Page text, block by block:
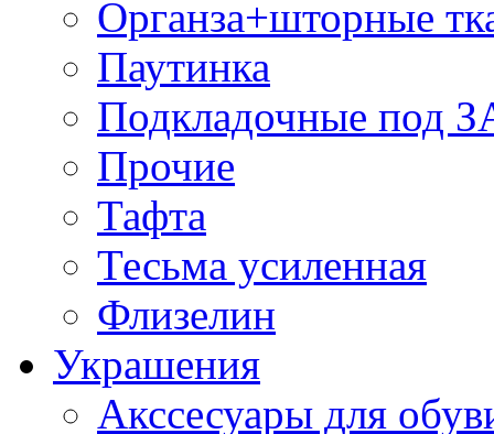
Органза+шторные
Паутинка
Подкладочные под
Прочие
Тафта
Тесьма усиленная
Флизелин
Украшения
Акссесуары для